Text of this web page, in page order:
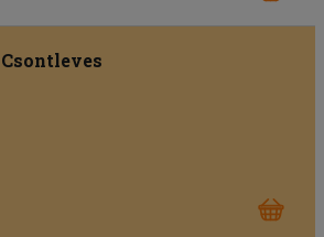
Csontleves